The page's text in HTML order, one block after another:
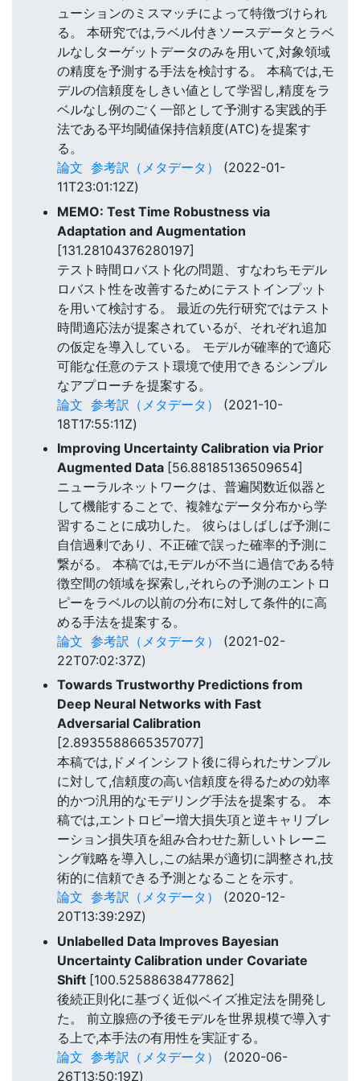
ューションのミスマッチによって特徴づけられ
る。 本研究では,ラベル付きソースデータとラベ
ルなしターゲットデータのみを用いて,対象領域
の精度を予測する手法を検討する。 本稿では,モ
デルの信頼度をしきい値として学習し,精度をラ
ベルなし例のごく一部として予測する実践的手
法である平均閾値保持信頼度(ATC)を提案す
る。
論文 参考訳（メタデータ）
(2022-01-
11T23:01:12Z)
MEMO: Test Time Robustness via
Adaptation and Augmentation
[131.28104376280197]
テスト時間ロバスト化の問題、すなわちモデル
ロバスト性を改善するためにテストインプット
を用いて検討する。 最近の先行研究ではテスト
時間適応法が提案されているが、それぞれ追加
の仮定を導入している。 モデルが確率的で適応
可能な任意のテスト環境で使用できるシンプル
なアプローチを提案する。
論文 参考訳（メタデータ）
(2021-10-
18T17:55:11Z)
Improving Uncertainty Calibration via Prior
Augmented Data [56.88185136509654]
ニューラルネットワークは、普遍関数近似器と
して機能することで、複雑なデータ分布から学
習することに成功した。 彼らはしばしば予測に
自信過剰であり、不正確で誤った確率的予測に
繋がる。 本稿では,モデルが不当に過信である特
徴空間の領域を探索し,それらの予測のエントロ
ピーをラベルの以前の分布に対して条件的に高
める手法を提案する。
論文 参考訳（メタデータ）
(2021-02-
22T07:02:37Z)
Towards Trustworthy Predictions from
Deep Neural Networks with Fast
Adversarial Calibration
[2.8935588665357077]
本稿では,ドメインシフト後に得られたサンプル
に対して,信頼度の高い信頼度を得るための効率
的かつ汎用的なモデリング手法を提案する。 本
稿では,エントロピー増大損失項と逆キャリブレ
ーション損失項を組み合わせた新しいトレーニ
ング戦略を導入し,この結果が適切に調整され,技
術的に信頼できる予測となることを示す。
論文 参考訳（メタデータ）
(2020-12-
20T13:39:29Z)
Unlabelled Data Improves Bayesian
Uncertainty Calibration under Covariate
Shift [100.52588638477862]
後続正則化に基づく近似ベイズ推定法を開発し
た。 前立腺癌の予後モデルを世界規模で導入す
る上で,本手法の有用性を実証する。
論文 参考訳（メタデータ）
(2020-06-
26T13:50:19Z)